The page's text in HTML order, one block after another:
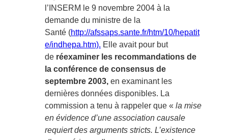
l’INSERM le 9 novembre 2004 à la
demande du ministre de la
Santé (http://afssaps.sante.fr/htm/10/hepatit
e/indhepa.htm). Elle avait pour but
de réexaminer les recommandations de
la conférence de consensus de
septembre 2003, en examinant les
dernières données disponibles. La
commission a tenu à rappeler que « la mise
en évidence d’une association causale
requiert des arguments stricts. L’existence